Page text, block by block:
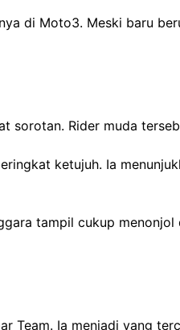
di Moto3. Meski baru
sorotan. Rider muda
ketujuh. Ia
tampil cukup
Team. Ia menjadi yang